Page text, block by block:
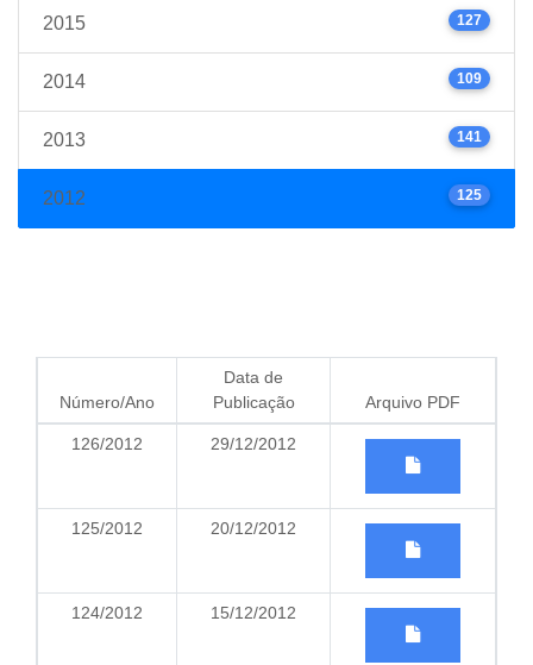
2015 127
2014 109
2013 141
2012 125
Número/Ano
Data de
Publicação
Arquivo PDF
126/2012 29/12/2012
125/2012 20/12/2012
124/2012 15/12/2012